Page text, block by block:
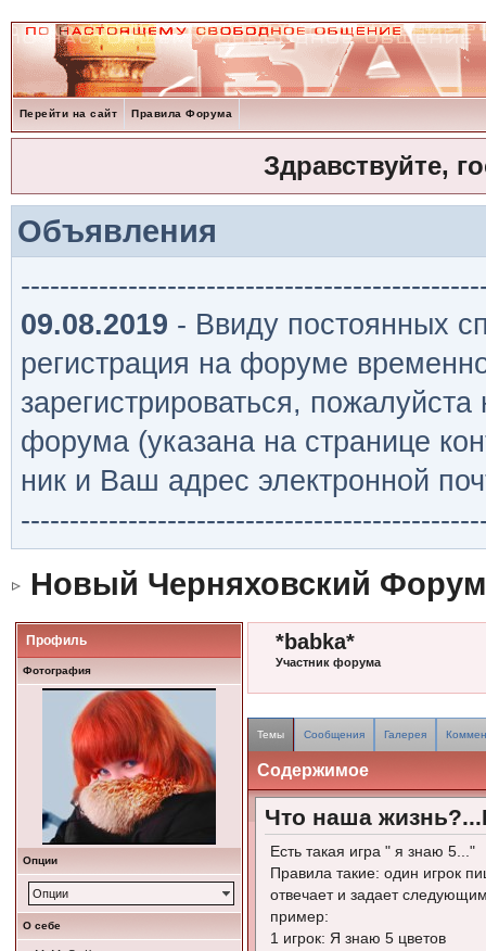
Перейти на сайт Правила Форума
Здравствуйте,
Объявления
09.08.2019 - Ввиду постоянных
регистрация на форуме
зарегистрироваться,
форума (указана на странице
ник и Ваш адрес электронной
Новый Черняховский Форум
Профиль
Фотография
Опции
Опции
О себе
*babka*
Участник форума
Темы Сообщения Галерея
Содержимое
Что наша
Есть такая игра " я знаю 5..."
Правила такие: один игрок
отвечает и задает
пример:
1 игрок: Я знаю 5 цветов